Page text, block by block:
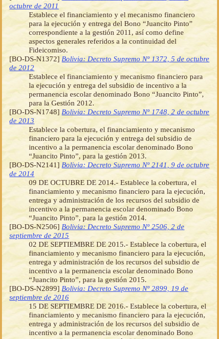
octubre de 2011
Establece el financiamiento y el mecanismo financiero
para la ejecución y entrega del Bono “Juancito Pinto”
correspondiente a la gestión 2011, así como define
aspectos generales referidos a la continuidad del
Fideicomiso.
[BO-DS-N1372] Bolivia: Decreto Supremo Nº 1372, 5 de octubre
de 2012
Establece el financiamiento y mecanismo financiero para
la ejecución y entrega del subsidio de incentivo a la
permanencia escolar denominado Bono “Juancito Pinto”,
para la Gestión 2012.
[BO-DS-N1748] Bolivia: Decreto Supremo Nº 1748, 2 de octubre
de 2013
Establece la cobertura, el financiamiento y mecanismo
financiero para la ejecución y entrega del subsidio de
incentivo a la permanencia escolar denominado Bono
“Juancito Pinto”, para la gestión 2013.
[BO-DS-N2141] Bolivia: Decreto Supremo Nº 2141, 9 de octubre
de 2014
09 DE OCTUBRE DE 2014.- Establece la cobertura, el
financiamiento y mecanismo financiero para la ejecución,
entrega y administración de los recursos del subsidio de
incentivo a la permanencia escolar denominado Bono
“Juancito Pinto”, para la gestión 2014.
[BO-DS-N2506] Bolivia: Decreto Supremo Nº 2506, 2 de
septiembre de 2015
02 DE SEPTIEMBRE DE 2015.- Establece la cobertura, el
financiamiento y mecanismo financiero para la ejecución,
entrega y administración de los recursos del subsidio de
incentivo a la permanencia escolar denominado Bono
“Juancito Pinto”, para la gestión 2015.
[BO-DS-N2899] Bolivia: Decreto Supremo Nº 2899, 19 de
septiembre de 2016
15 DE SEPTIEMBRE DE 2016.- Establece la cobertura, el
financiamiento y mecanismo financiero para la ejecución,
entrega y administración de los recursos del subsidio de
incentivo a la permanencia escolar denominado Bono